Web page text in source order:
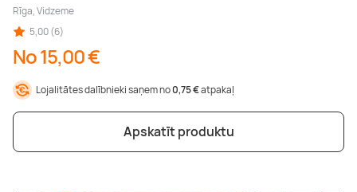
Rīga, Vidzeme
5,00 (6)
No 15,00 €
Lojalitātes dalībnieki saņem no0,75 €atpakaļ
Apskatīt produktu